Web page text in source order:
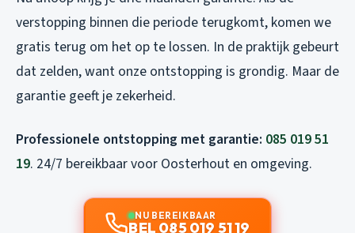
verstopping binnen die periode terugkomt, komen we
gratis terug om het op te lossen. In de praktijk gebeurt
dat zelden, want onze ontstopping is grondig. Maar de
garantie geeft je zekerheid.
Professionele ontstopping met garantie: 085 019 51
19. 24/7 bereikbaar voor Oosterhout en omgeving.
NU BEREIKBAAR
BEL 085 019 51 19